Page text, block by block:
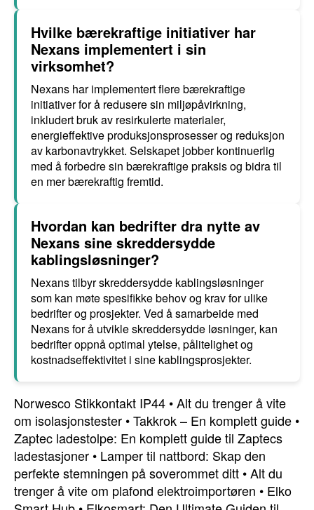
Hvilke bærekraftige initiativer har
Nexans implementert i sin
virksomhet?
Nexans har implementert flere bærekraftige
initiativer for å redusere sin miljøpåvirkning,
inkludert bruk av resirkulerte materialer,
energieffektive produksjonsprosesser og reduksjon
av karbonavtrykket. Selskapet jobber kontinuerlig
med å forbedre sin bærekraftige praksis og bidra til
en mer bærekraftig fremtid.
Hvordan kan bedrifter dra nytte av
Nexans sine skreddersydde
kablingsløsninger?
Nexans tilbyr skreddersydde kablingsløsninger
som kan møte spesifikke behov og krav for ulike
bedrifter og prosjekter. Ved å samarbeide med
Nexans for å utvikle skreddersydde løsninger, kan
bedrifter oppnå optimal ytelse, pålitelighet og
kostnadseffektivitet i sine kablingsprosjekter.
Norwesco Stikkontakt IP44 •Alt du trenger å vite
om isolasjonstester •Takkrok – En komplett guide •
Zaptec ladestolpe: En komplett guide til Zaptecs
ladestasjoner • Lamper til nattbord: Skap den
perfekte stemningen på soverommet ditt •Alt du
trenger å vite om plafond elektroimportøren • Elko